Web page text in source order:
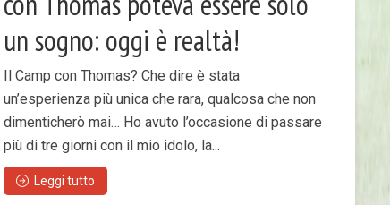
un sogno: oggi è realtà!
Il Camp con Thomas? Che dire è stata
un’esperienza più unica che rara, qualcosa che non
dimenticherò mai… Ho avuto l’occasione di passare
più di tre giorni con il mio idolo, la...
Leggi tutto